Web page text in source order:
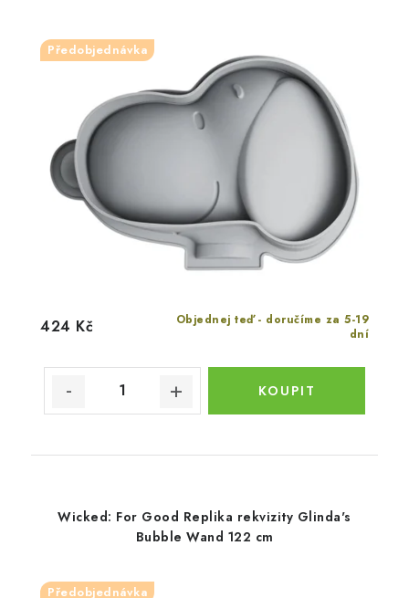
Předobjednávka
Objednej teď - doručíme za 5-19
dní
424 Kč
Wicked: For Good Replika rekvizity Glinda's
Bubble Wand 122 cm
Předobjednávka